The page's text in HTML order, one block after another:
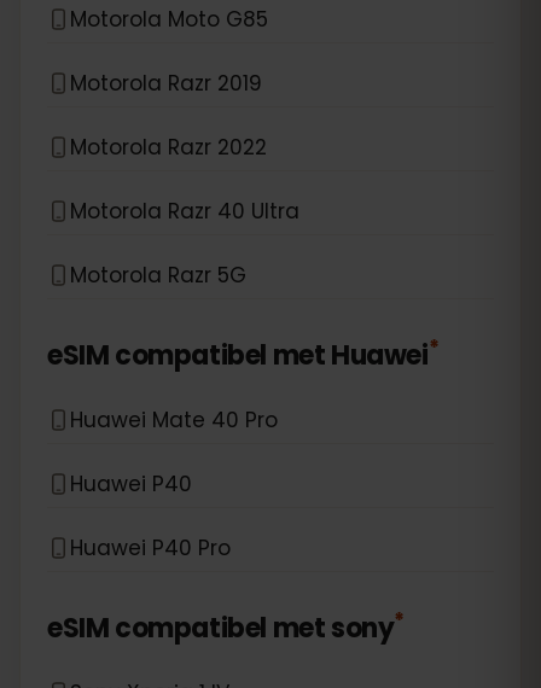
Motorola Moto G85
Motorola Razr 2019
Motorola Razr 2022
Motorola Razr 40 Ultra
Motorola Razr 5G
eSIM compatibel metHuawei*
Huawei Mate 40 Pro
Huawei P40
Huawei P40 Pro
eSIM compatibel metsony*